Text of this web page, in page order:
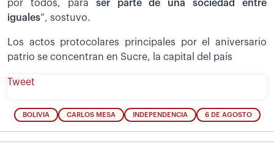
por todos, para ser parte de una sociedad entre
iguales”, sostuvo.
Los actos protocolares principales por el aniversario
patrio se concentran en Sucre, la capital del país
Tweet
BOLIVIA CARLOS MESA INDEPENDENCIA 6 DE AGOSTO